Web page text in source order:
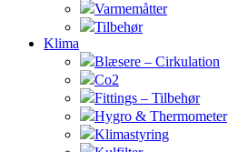
Varmemåtter
Tilbehør
Klima
Blæsere – Cirkulation
Co2
Fittings – Tilbehør
Hygro & Thermometer
Klimastyring